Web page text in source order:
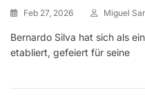
Feb 27, 2026 Miguel
Bernardo Silva hat sich als
etabliert, gefeiert für seine